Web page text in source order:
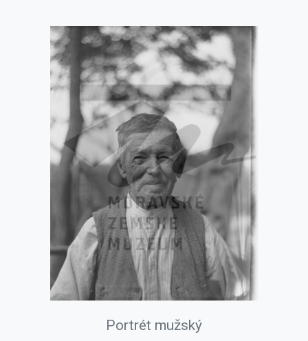
Portrét mužský